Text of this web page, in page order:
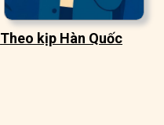
Theo kịp Hàn Quốc